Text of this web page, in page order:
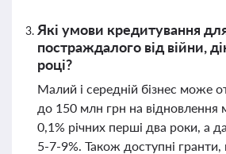
Які умови кредитування
постраждалого від війни,
році?
Малий і середній бізнес може
до 150 млн грн на відновлення
0,1% річних перші два роки, а
5-7-9%. Також доступні гранти,